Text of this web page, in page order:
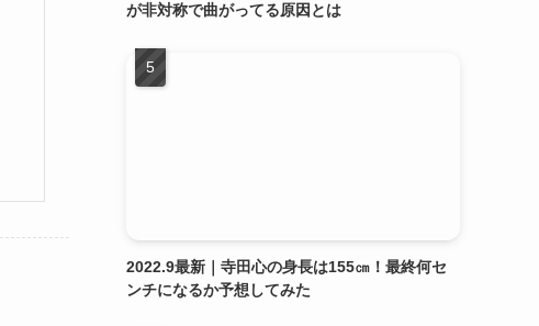
が非対称で曲がってる原因とは
2022.9最新｜寺田心の身長は155㎝！最終何セ
ンチになるか予想してみた